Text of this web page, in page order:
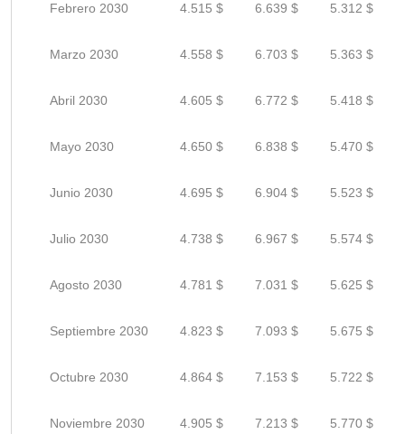
Febrero 2030 4.515 $ 6.639 $ 5.312 $
Marzo 2030 4.558 $ 6.703 $ 5.363 $
Abril 2030 4.605 $ 6.772 $ 5.418 $
Mayo 2030 4.650 $ 6.838 $ 5.470 $
Junio 2030 4.695 $ 6.904 $ 5.523 $
Julio 2030 4.738 $ 6.967 $ 5.574 $
Agosto 2030 4.781 $ 7.031 $ 5.625 $
Septiembre 2030 4.823 $ 7.093 $ 5.675 $
Octubre 2030 4.864 $ 7.153 $ 5.722 $
Noviembre 2030 4.905 $ 7.213 $ 5.770 $